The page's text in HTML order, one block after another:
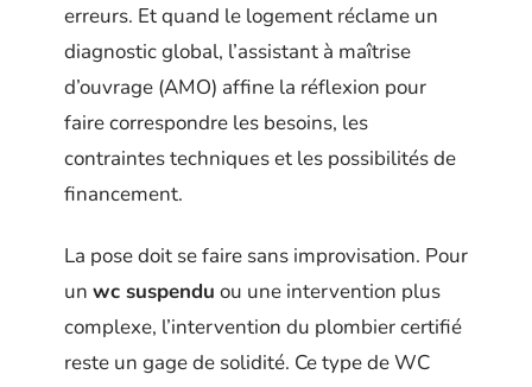
erreurs. Et quand le logement réclame un
diagnostic global, l’assistant à maîtrise
d’ouvrage (AMO) affine la réflexion pour
faire correspondre les besoins, les
contraintes techniques et les possibilités de
financement.
La pose doit se faire sans improvisation. Pour
un wc suspendu ou une intervention plus
complexe, l’intervention du plombier certifié
reste un gage de solidité. Ce type de WC